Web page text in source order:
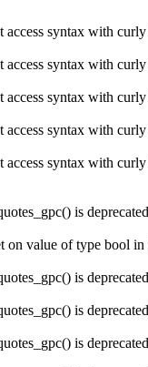
syntax with curly
syntax with curly
syntax with curly
syntax with curly
syntax with curly
is
on value of type bool in
is
is
is